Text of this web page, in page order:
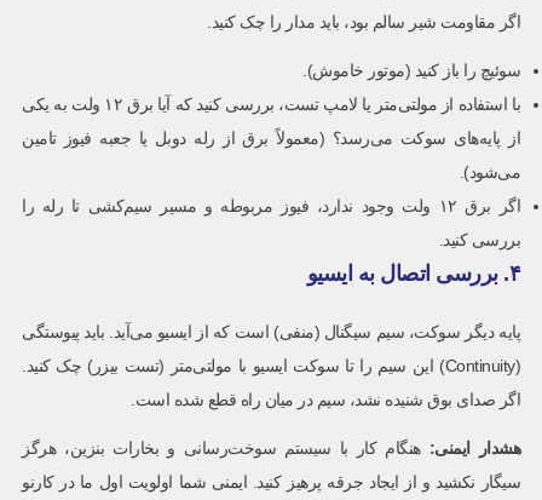
اگر مقاومت شیر سالم بود، باید مدار را چک کنید.
سوئیچ را باز کنید (موتور خاموش).
با استفاده از مولتی‌متر یا لامپ تست، بررسی کنید که آیا برق ۱۲ ولت به یکی
از پایه‌های سوکت می‌رسد؟ (معمولاً برق از رله دوبل یا جعبه فیوز تامین
می‌شود).
اگر برق ۱۲ ولت وجود ندارد، فیوز مربوطه و مسیر سیم‌کشی تا رله را
بررسی کنید.
۴. بررسی اتصال به ایسیو
پایه دیگر سوکت، سیم سیگنال (منفی) است که از ایسیو می‌آید. باید پیوستگی
(Continuity) این سیم را تا سوکت ایسیو با مولتی‌متر (تست بیزر) چک کنید.
اگر صدای بوق شنیده نشد، سیم در میان راه قطع شده است.
هشدار ایمنی: هنگام کار با سیستم سوخت‌رسانی و بخارات بنزین، هرگز
سیگار نکشید و از ایجاد جرقه پرهیز کنید. ایمنی شما اولویت اول ما در کارنو